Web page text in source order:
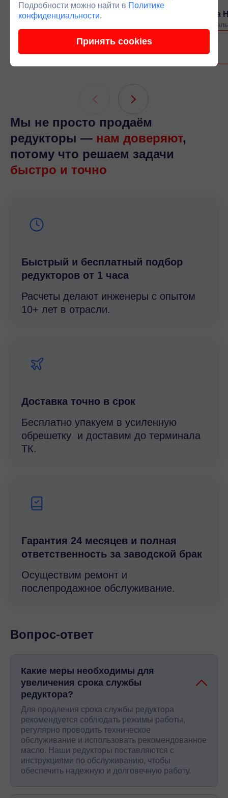
Черепанов Антон Владимирович
Связаться
Луканина
Мы не просто продаём
редукторы — нам доверяют,
потому что решаем задачи
быстро и точно
Быстрый и беcплатный подбор
редукторов от 1 часа
Расчеты делают инженеры с опытом
10+ лет в отрасли.
Доставка точно в срок
Бесплатно упакуем в усиленную
обрешетку и доставим до терминала
ТК.
Гарантия 24 месяцев и полная
ответственность за заводской брак
Осуществим ремонт и
послепродажное обслуживание.
Вопрос-ответ
Какие меры необходимы для
увеличения срока службы
редуктора?
Для продления срока службы редуктора
рекомендуется соблюдать режимы работы,
регулярно проводить техническое
обслуживание и использовать рекомендованное
масло. Наши редукторы поставляются с
инструкциями по обслуживанию, чтобы
обеспечить надежную и долговечную работу.
Подробности можно найти в Политике
конфиденциальности.
Принять cookies